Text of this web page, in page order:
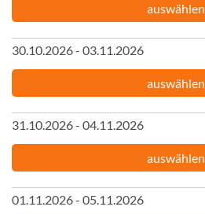
auswählen
30.10.2026 - 03.11.2026
auswählen
31.10.2026 - 04.11.2026
auswählen
01.11.2026 - 05.11.2026